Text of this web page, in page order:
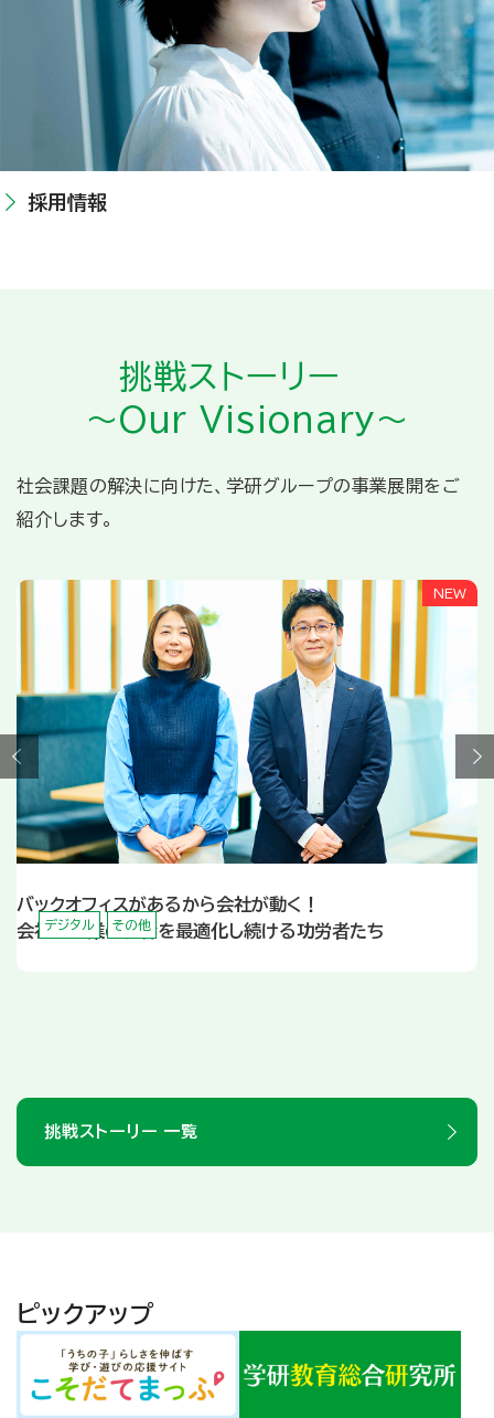
採用情報
挑戦ストーリー
～Our Visionary～
社会課題の解決に向けた、学研グループの事業展開をご
紹介します。
デジタル その他
バックオフィスがあるから会社が動く！
会社や事業の根幹を最適化し続ける功労者たち
挑戦ストーリー 一覧
ピックアップ